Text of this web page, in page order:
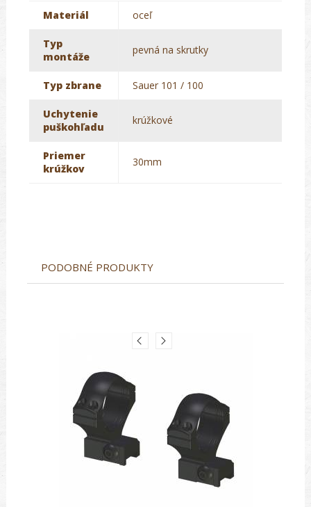
Materiál oceľ
Typ
montáže
pevná na skrutky
Typ zbrane Sauer 101 / 100
Uchytenie
puškohľadu
krúžkové
Priemer
krúžkov
30mm
PODOBNÉ PRODUKTY